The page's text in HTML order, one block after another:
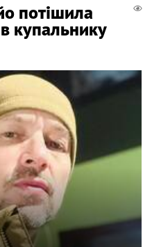
потішила
купальнику